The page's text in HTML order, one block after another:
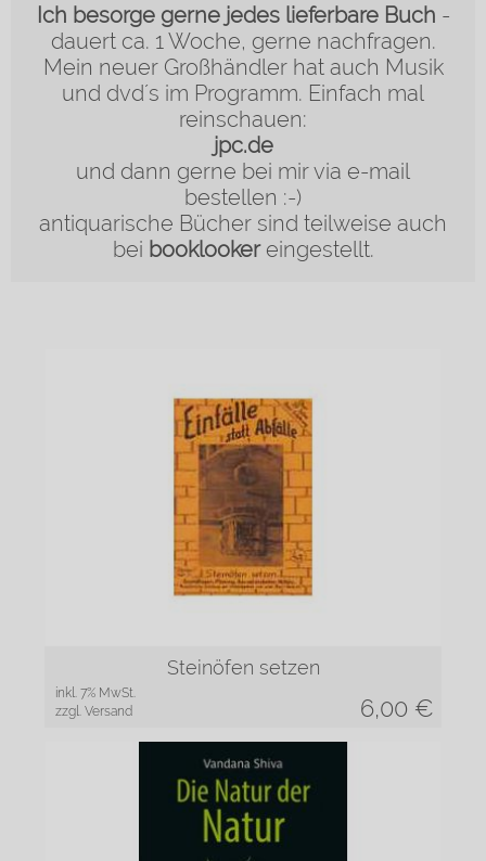
Ich besorge gerne jedes lieferbare Buch -
dauert ca. 1 Woche, gerne nachfragen.
Mein neuer Großhändler hat auch Musik
und dvd´s im Programm. Einfach mal
reinschauen:
jpc.de
und dann gerne bei mir via e-mail
bestellen :-)
antiquarische Bücher sind teilweise auch
bei booklookereingestellt.
Steinöfen setzen
inkl. 7% MwSt.
zzgl. Versand
6,00 €